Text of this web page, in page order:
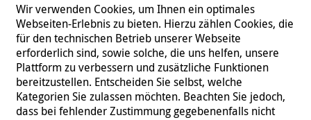
Wir verwenden Cookies, um Ihnen ein optimales
Webseiten-Erlebnis zu bieten. Hierzu zählen Cookies, die
für den technischen Betrieb unserer Webseite
erforderlich sind, sowie solche, die uns helfen, unsere
Plattform zu verbessern und zusätzliche Funktionen
bereitzustellen. Entscheiden Sie selbst, welche
Kategorien Sie zulassen möchten. Beachten Sie jedoch,
dass bei fehlender Zustimmung gegebenenfalls nicht